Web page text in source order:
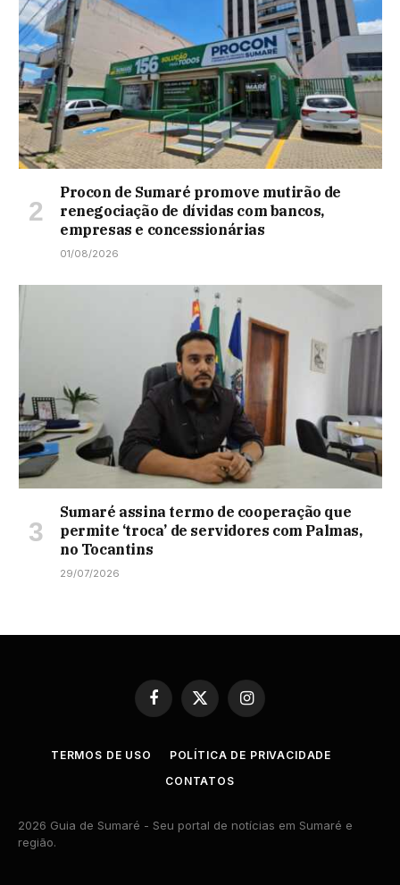
Procon de Sumaré promove mutirão de
renegociação de dívidas com bancos,
empresas e concessionárias
01/08/2026
Sumaré assina termo de cooperação que
permite ‘troca’ de servidores com Palmas,
no Tocantins
29/07/2026
Facebook
X
Instagram
TERMOS DE USO
POLÍTICA DE PRIVACIDADE
CONTATOS
2026 Guia de Sumaré - Seu portal de notícias em Sumaré e
região.